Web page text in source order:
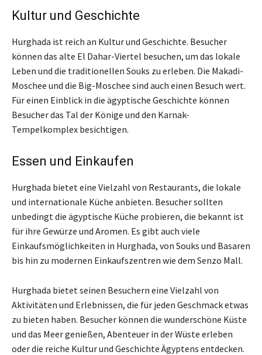
Kultur und Geschichte
Hurghada ist reich an Kultur und Geschichte. Besucher
können das alte El Dahar-Viertel besuchen, um das lokale
Leben und die traditionellen Souks zu erleben. Die Makadi-
Moschee und die Big-Moschee sind auch einen Besuch wert.
Für einen Einblick in die ägyptische Geschichte können
Besucher das Tal der Könige und den Karnak-
Tempelkomplex besichtigen.
Essen und Einkaufen
Hurghada bietet eine Vielzahl von Restaurants, die lokale
und internationale Küche anbieten. Besucher sollten
unbedingt die ägyptische Küche probieren, die bekannt ist
für ihre Gewürze und Aromen. Es gibt auch viele
Einkaufsmöglichkeiten in Hurghada, von Souks und Basaren
bis hin zu modernen Einkaufszentren wie dem Senzo Mall.
Hurghada bietet seinen Besuchern eine Vielzahl von
Aktivitäten und Erlebnissen, die für jeden Geschmack etwas
zu bieten haben. Besucher können die wunderschöne Küste
und das Meer genießen, Abenteuer in der Wüste erleben
oder die reiche Kultur und Geschichte Ägyptens entdecken.